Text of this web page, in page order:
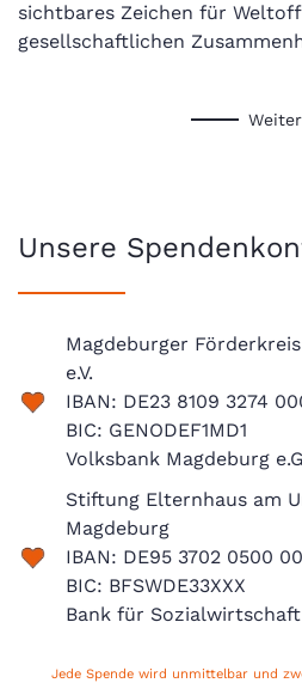
sichtbares Zeichen für
gesellschaftlichen
Unsere
Magdeburger
e.V.
IBAN: DE23 8109 3274
BIC: GENODEF1MD1
Volksbank Magdeburg
Stiftung Elternhaus am
Magdeburg
IBAN: DE95 3702 0500
BIC: BFSWDE33XXX
Bank für Sozialwirtschaft
Jede Spende wird unmittelbar und